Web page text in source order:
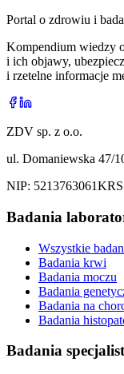
Portal o zdrowiu i
Kompendium wiedzy
i ich objawy,
i rzetelne informacje
ZDV sp. z o.o.
ul. Domaniewska 47/
NIP: 5213763061
Badania
Wszystkie
Badania krwi
Badania moczu
Badania
Badania na
Badania
Badania